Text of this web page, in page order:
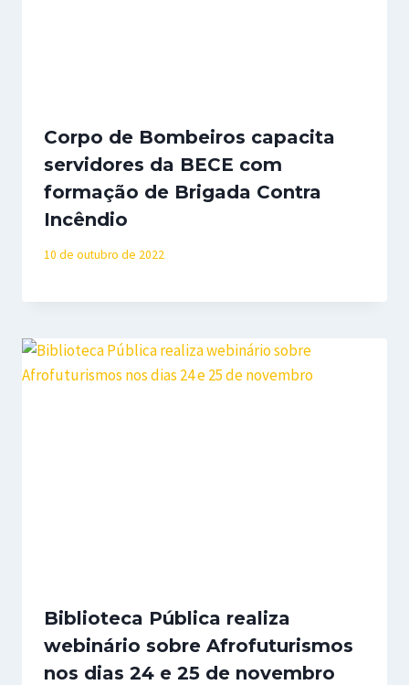
Corpo de Bombeiros capacita
servidores da BECE com
formação de Brigada Contra
Incêndio
10 de outubro de 2022
Biblioteca Pública realiza
webinário sobre Afrofuturismos
nos dias 24 e 25 de novembro